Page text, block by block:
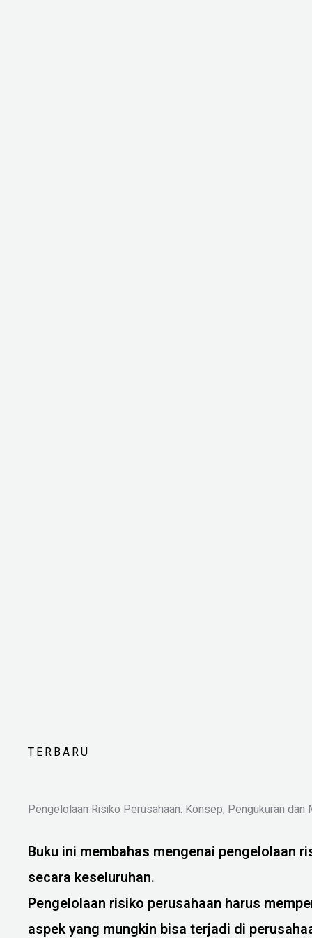
TERBARU
Pengelolaan Risiko Perusahaan: Konsep, Pengukuran dan
Buku ini membahas mengenai pengelolaan
secara keseluruhan.
Pengelolaan risiko perusahaan harus
aspek yang mungkin bisa terjadi di